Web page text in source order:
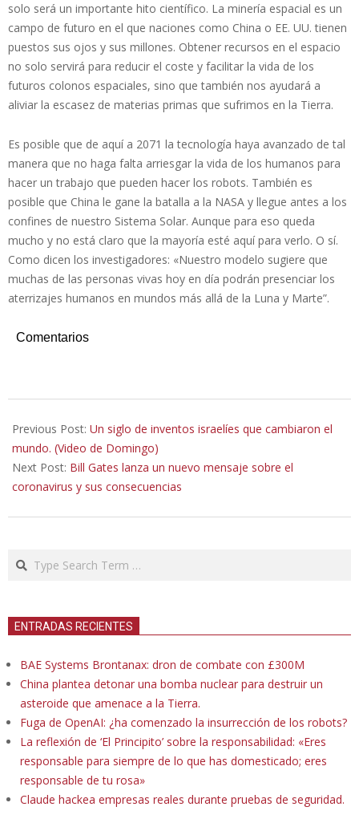
solo será un importante hito científico. La minería espacial es un
campo de futuro en el que naciones como China o EE. UU. tienen
puestos sus ojos y sus millones. Obtener recursos en el espacio
no solo servirá para reducir el coste y facilitar la vida de los
futuros colonos espaciales, sino que también nos ayudará a
aliviar la escasez de materias primas que sufrimos en la Tierra.
Es posible que de aquí a 2071 la tecnología haya avanzado de tal
manera que no haga falta arriesgar la vida de los humanos para
hacer un trabajo que pueden hacer los robots. También es
posible que China le gane la batalla a la NASA y llegue antes a los
confines de nuestro Sistema Solar. Aunque para eso queda
mucho y no está claro que la mayoría esté aquí para verlo. O sí.
Como dicen los investigadores: «Nuestro modelo sugiere que
muchas de las personas vivas hoy en día podrán presenciar los
aterrizajes humanos en mundos más allá de la Luna y Marte”.
Comentarios
05-
22
Previous Post: Un siglo de inventos israelíes que cambiaron el
mundo. (Video de Domingo)
Next Post: Bill Gates lanza un nuevo mensaje sobre el
coronavirus y sus consecuencias
Search
ENTRADAS RECIENTES
BAE Systems Brontanax: dron de combate con £300M
China plantea detonar una bomba nuclear para destruir un
asteroide que amenace a la Tierra.
Fuga de OpenAI: ¿ha comenzado la insurrección de los robots?
La reflexión de ‘El Principito’ sobre la responsabilidad: «Eres
responsable para siempre de lo que has domesticado; eres
responsable de tu rosa»
Claude hackea empresas reales durante pruebas de seguridad.